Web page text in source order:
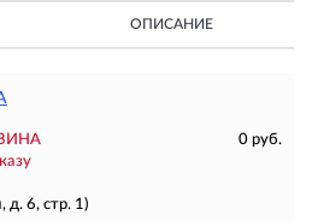
ОПИСАНИЕ
0 руб.
6, стр. 1)